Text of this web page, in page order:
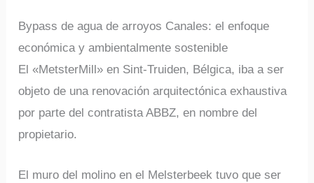
Bypass de agua de arroyos Canales: el enfoque
económica y ambientalmente sostenible
El «MetsterMill» en Sint-Truiden, Bélgica, iba a ser
objeto de una renovación arquitectónica exhaustiva
por parte del contratista ABBZ, en nombre del
propietario.
El muro del molino en el Melsterbeek tuvo que ser